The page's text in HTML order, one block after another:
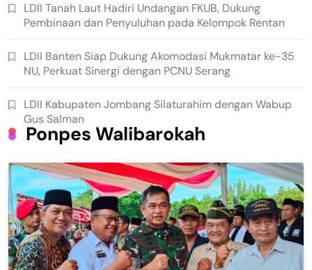
Ponpes Walibarokah
LDII Tanah Laut Hadiri Undangan FKUB, Dukung
Pembinaan dan Penyuluhan pada Kelompok Rentan
LDII Banten Siap Dukung Akomodasi Mukmatar ke-35
NU, Perkuat Sinergi dengan PCNU Serang
LDII Kabupaten Jombang Silaturahim dengan Wabup
Gus Salman